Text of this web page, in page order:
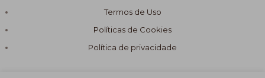
Termos de Uso
Políticas de Cookies
Política de privacidade